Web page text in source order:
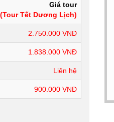
Giá tour
(Tour Tết Dương Lịch)
2.750.000 VNĐ
1.838.000 VNĐ
Liên hệ
900.000 VNĐ